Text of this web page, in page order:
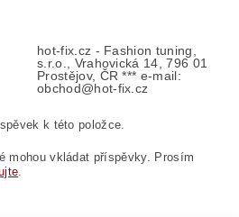
hot-fix.cz - Fashion tuning,
s.r.o., Vrahovická 14, 796 01
Prostějov, ČR *** e-mail:
obchod@hot-fix.cz
k této položce.
mohou vkládat příspěvky. Prosím
.